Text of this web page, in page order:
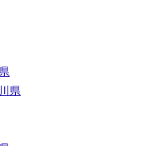
県